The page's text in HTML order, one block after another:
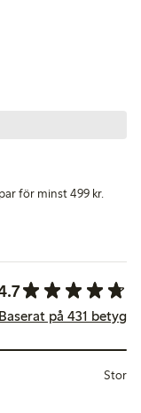
för minst 499 kr.
Baserat på 431 betyg
Stor